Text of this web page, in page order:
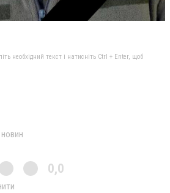
необхідний текст і натисніть Ctrl + Enter, щоб
0,0